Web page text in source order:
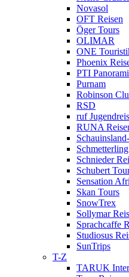
Novasol
OFT Reisen
Öger Tours
OLIMAR
ONE
Phoenix
PTI
Purnam
Robinson
RSD
ruf
RUNA
Schmetterling
Schnieder
Schubert
Sensation
Skan Tours
SnowTrex
Sollymar
Sprachcaffe
Studiosus
SunTrips
T-Z
TARUK